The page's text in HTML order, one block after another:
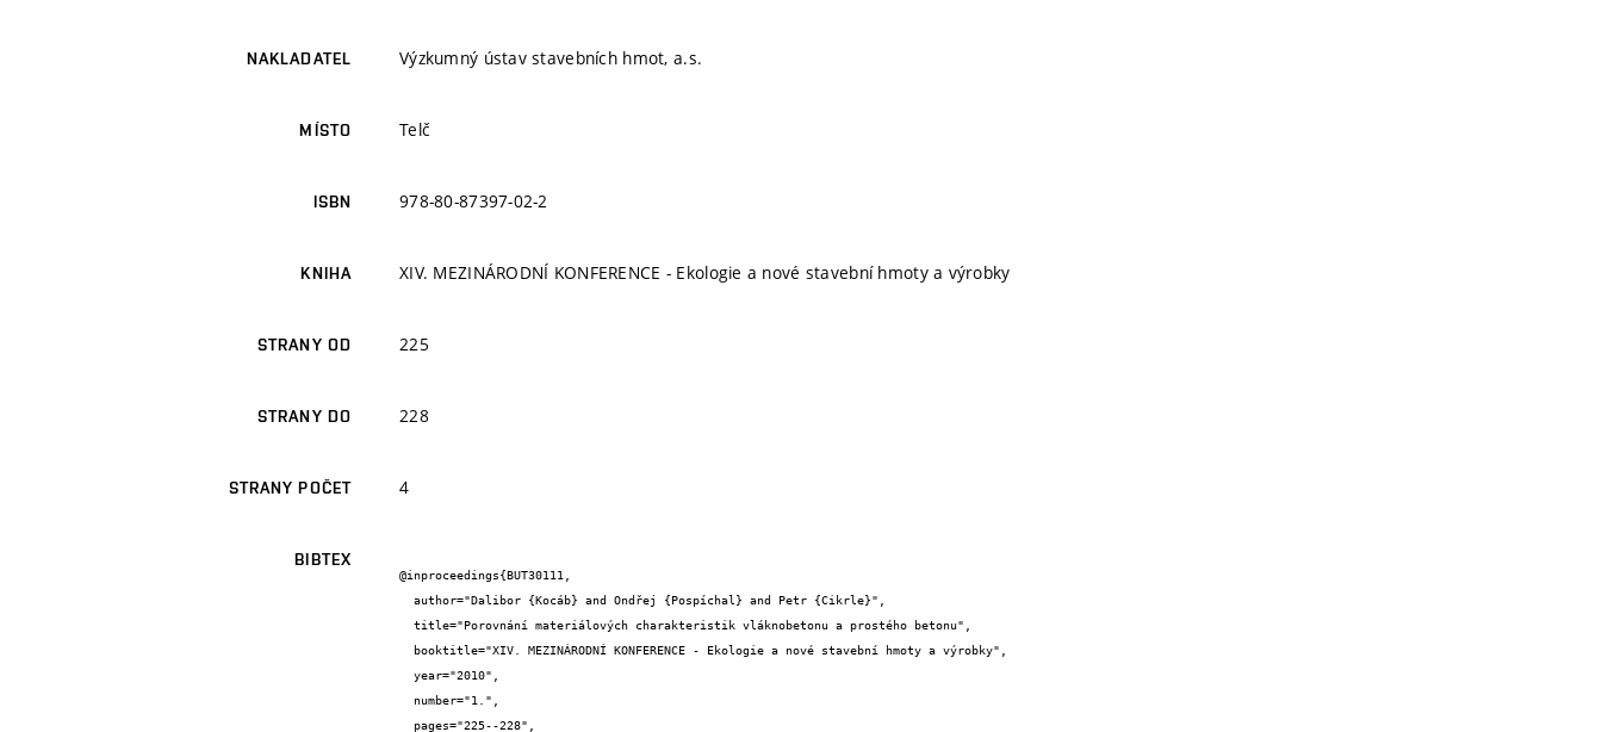
NAKLADATEL Výzkumný ústav stavebních hmot, a.s.
MÍSTO Telč
ISBN 978-80-87397-02-2
KNIHA XIV. MEZINÁRODNÍ KONFERENCE - Ekologie a nové stavební hmoty a výrobky
STRANY OD 225
STRANY DO 228
STRANY POČET 4
BIBTEX
@inproceedings{BUT30111,